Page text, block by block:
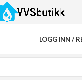
LOGG INN /